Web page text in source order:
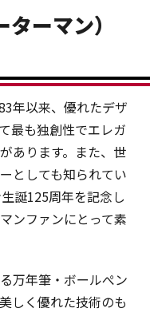
ーマン）
年以来、優れたデザ
最も独創性でエレガ
あります。また、世
としても知られてい
誕125周年を記念し
ンファンにとって素
万年筆・ボールぺン
しく優れた技術のも